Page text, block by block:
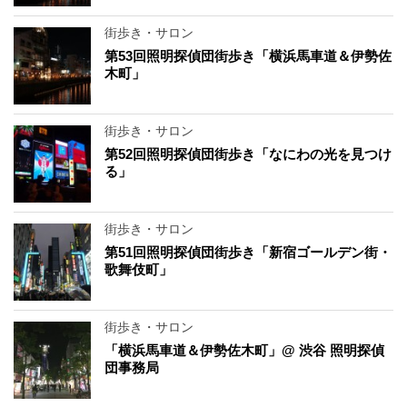
街歩き・サロン
第53回照明探偵団街歩き「横浜馬車道＆伊勢佐
木町」
街歩き・サロン
第52回照明探偵団街歩き「なにわの光を見つけ
る」
街歩き・サロン
第51回照明探偵団街歩き「新宿ゴールデン街・
歌舞伎町」
街歩き・サロン
「横浜馬車道＆伊勢佐木町」@ 渋谷 照明探偵
団事務局